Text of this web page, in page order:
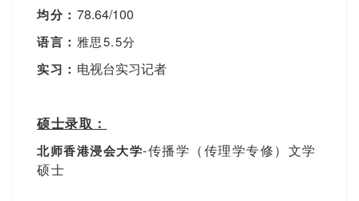
均分： 78.64/100
语言： 雅思5.5分
实习： 电视台实习记者
硕士录取：
北师香港浸会大学-传播学（传理学专修）文学
硕士